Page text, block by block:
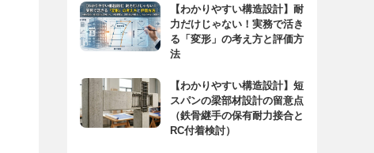
【わかりやすい構造設計】耐
力だけじゃない！実務で活き
る「変形」の考え方と評価方
法
【わかりやすい構造設計】短
スパンの梁部材設計の留意点
（鉄骨継手の保有耐力接合と
RC付着検討）